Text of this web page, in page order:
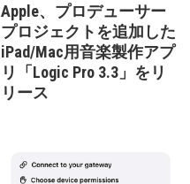
Apple、プロデューサー
プロジェクトを追加した
iPad/Mac用音楽製作アプ
リ「Logic Pro 3.3」をリ
リース